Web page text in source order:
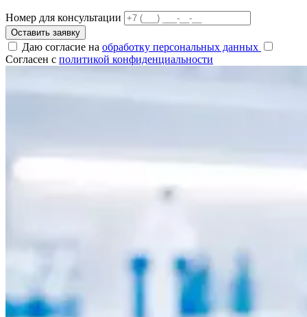
Номер для консультации
Оставить заявку
Даю согласие на обработку персональных данных
Согласен с политикой конфиденциальности